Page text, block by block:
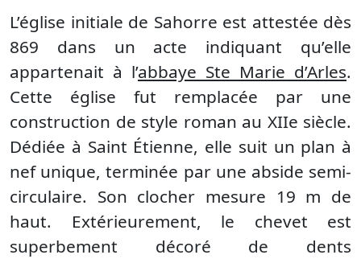
L’église initiale de Sahorre est attestée dès
869 dans un acte indiquant qu’elle
appartenait à l’abbaye Ste Marie d’Arles.
Cette église fut remplacée par une
construction de style roman au XIIe siècle.
Dédiée à Saint Étienne, elle suit un plan à
nef unique, terminée par une abside semi-
circulaire. Son clocher mesure 19 m de
haut. Extérieurement, le chevet est
superbement décoré de dents